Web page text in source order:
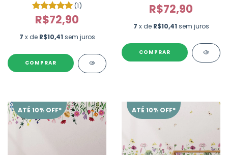
(1)
R$72,90
7 x de R$10,41 sem juros
R$72,90
7 x de R$10,41 sem juros
ATÉ 10% OFF* ATÉ 10% OFF*